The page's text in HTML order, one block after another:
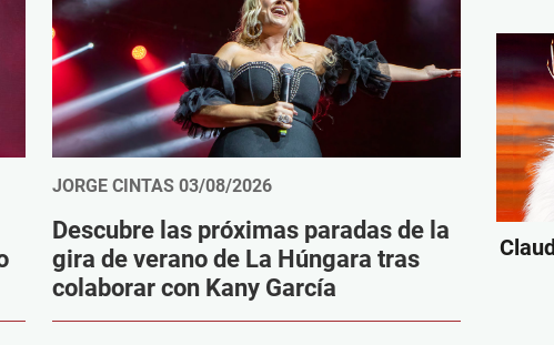
JORGE CINTAS 03/08/2026
Descubre las próximas paradas de la
gira de verano de La Húngara tras
colaborar con Kany García